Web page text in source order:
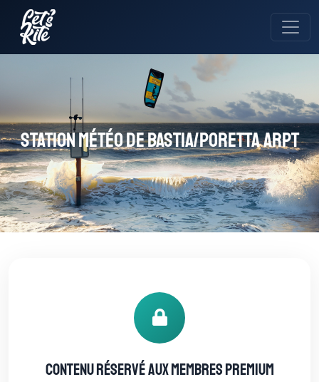
Station météo de Bastia/Poretta Arpt
Contenu réservé aux membres Premium